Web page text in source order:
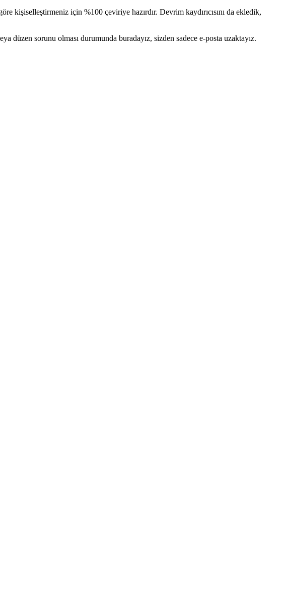
kişiselleştirmeniz için %100 çeviriye hazırdır. Devrim kaydırıcısını da ekledik,
düzen sorunu olması durumunda buradayız, sizden sadece e-posta uzaktayız.